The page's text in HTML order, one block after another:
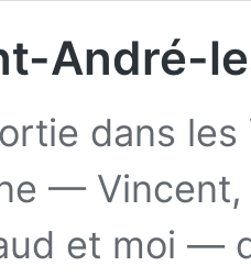
André-
dans
—
et moi —